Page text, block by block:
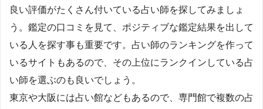
良い評価がたくさん付いている占い師を探してみましょ
う。鑑定の口コミを見て、ポジティブな鑑定結果を出して
いる人を探す事も重要です。占い師のランキングを作って
いるサイトもあるので、その上位にランクインしている占
い師を選ぶのも良いでしょう。
東京や大阪には占い館などもあるので、専門館で複数の占